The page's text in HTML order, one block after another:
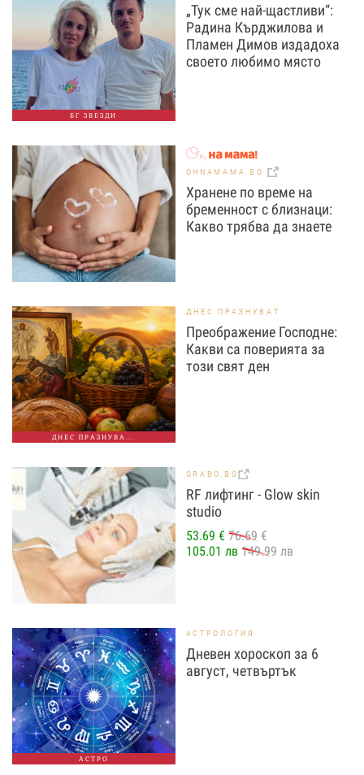
БГ ЗВЕЗДИ
„Тук сме най-щастливи“:
Радина Кърджилова и
Пламен Димов издадоха
своето любимо място
OHNAMAMA.BG
Хранене по време на
бременност с близнаци:
Какво трябва да знаете
ДНЕС ПРАЗНУВА...
ДНЕС ПРАЗНУВАТ
Преображение Господне:
Какви са поверията за
този свят ден
GRABO.BG
RF лифтинг - Glow skin
studio
53.69 € 76.69 €
105.01 лв 149.99 лв
АСТРО
АСТРОЛОГИЯ
Дневен хороскоп за 6
август, четвъртък